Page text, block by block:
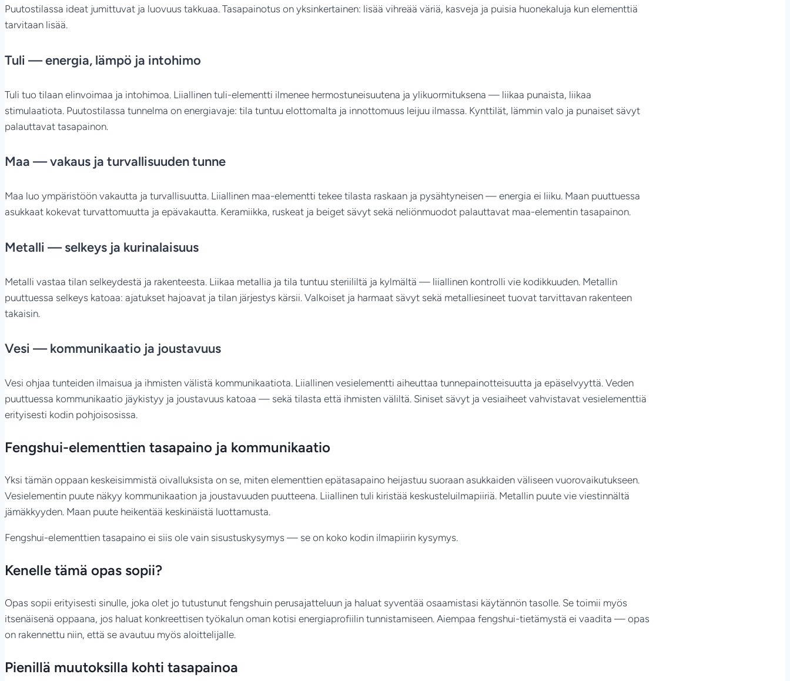
Puutostilassa ideat jumittuvat ja luovuus takkuaa. Tasapainotus on yksinkertainen: lisää vihreää väriä, kasveja ja puisia huonekaluja kun elementtiä
tarvitaan lisää.
Tuli — energia, lämpö ja intohimo
Tuli tuo tilaan elinvoimaa ja intohimoa. Liiallinen tuli-elementti ilmenee hermostuneisuutena ja ylikuormituksena — liikaa punaista, liikaa
stimulaatiota. Puutostilassa tunnelma on energiavaje: tila tuntuu elottomalta ja innottomuus leijuu ilmassa. Kynttilät, lämmin valo ja punaiset sävyt
palauttavat tasapainon.
Maa — vakaus ja turvallisuuden tunne
Maa luo ympäristöön vakautta ja turvallisuutta. Liiallinen maa-elementti tekee tilasta raskaan ja pysähtyneisen — energia ei liiku. Maan puuttuessa
asukkaat kokevat turvattomuutta ja epävakautta. Keramiikka, ruskeat ja beiget sävyt sekä neliönmuodot palauttavat maa-elementin tasapainon.
Metalli — selkeys ja kurinalaisuus
Metalli vastaa tilan selkeydestä ja rakenteesta. Liikaa metallia ja tila tuntuu steriililtä ja kylmältä — liiallinen kontrolli vie kodikkuuden. Metallin
puuttuessa selkeys katoaa: ajatukset hajoavat ja tilan järjestys kärsii. Valkoiset ja harmaat sävyt sekä metalliesineet tuovat tarvittavan rakenteen
takaisin.
Vesi — kommunikaatio ja joustavuus
Vesi ohjaa tunteiden ilmaisua ja ihmisten välistä kommunikaatiota. Liiallinen vesielementti aiheuttaa tunnepainotteisuutta ja epäselvyyttä. Veden
puuttuessa kommunikaatio jäykistyy ja joustavuus katoaa — sekä tilasta että ihmisten väliltä. Siniset sävyt ja vesiaiheet vahvistavat vesielementtiä
erityisesti kodin pohjoisosissa.
Fengshui-elementtien tasapaino ja kommunikaatio
Yksi tämän oppaan keskeisimmistä oivalluksista on se, miten elementtien epätasapaino heijastuu suoraan asukkaiden väliseen vuorovaikutukseen.
Vesielementin puute näkyy kommunikaation ja joustavuuden puutteena. Liiallinen tuli kiristää keskusteluilmapiiriä. Metallin puute vie viestinnältä
jämäkkyyden. Maan puute heikentää keskinäistä luottamusta.
Fengshui-elementtien tasapaino ei siis ole vain sisustuskysymys — se on koko kodin ilmapiirin kysymys.
Kenelle tämä opas sopii?
Opas sopii erityisesti sinulle, joka olet jo tutustunut fengshuin perusajatteluun ja haluat syventää osaamistasi käytännön tasolle. Se toimii myös
itsenäisenä oppaana, jos haluat konkreettisen työkalun oman kotisi energiaprofiilin tunnistamiseen. Aiempaa fengshui-tietämystä ei vaadita — opas
on rakennettu niin, että se avautuu myös aloittelijalle.
Pienillä muutoksilla kohti tasapainoa